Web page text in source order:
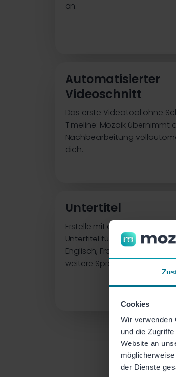
Cookies
Wir verwenden
und die
Website an
der Dienste
an.
Automatisierter
Videoschnitt
Das erste Videotool ohne
Timeline: Mozaik übernimmt
Nachbearbeitung
dich.
Untertitel
Erstelle mit einem Klick
Untertitel für deine Videos!
Englisch, Französisch und
weitere Sprachen.